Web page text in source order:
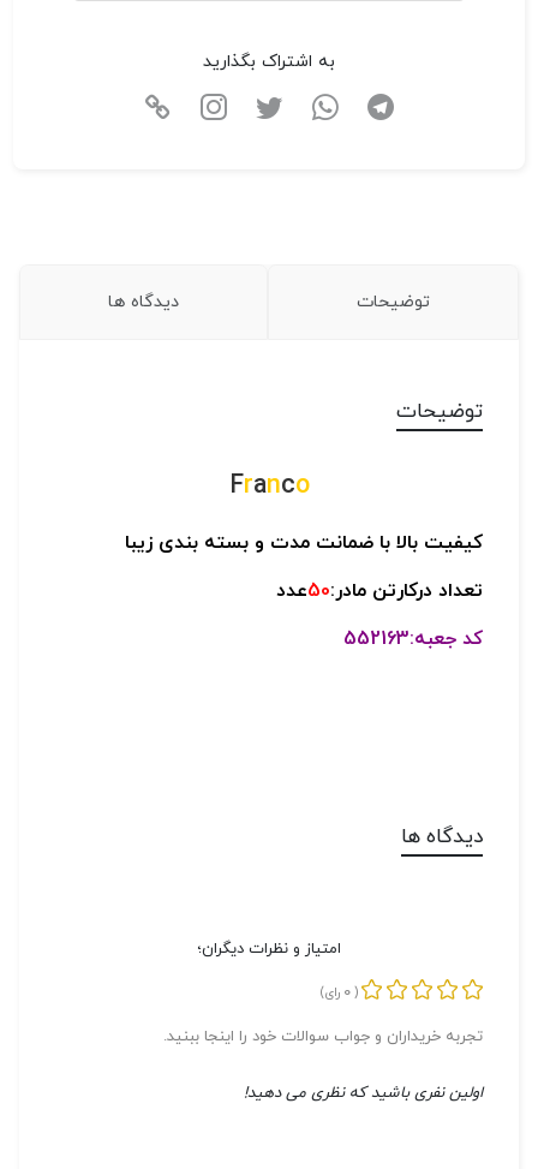
به اشتراک بگذارید
توضیحات دیدگاه ها
توضیحات
Franco
کیفیت بالا با ضمانت مدت و بسته بندی زیبا
تعداد درکارتن مادر:50عدد
کد جعبه:552163
دیدگاه ها
امتیاز و نظرات دیگران؛
(
0 رای)
تجربه خریداران و جواب سوالات خود را اینجا ببنید.
اولین نفری باشید که نظری می دهید!